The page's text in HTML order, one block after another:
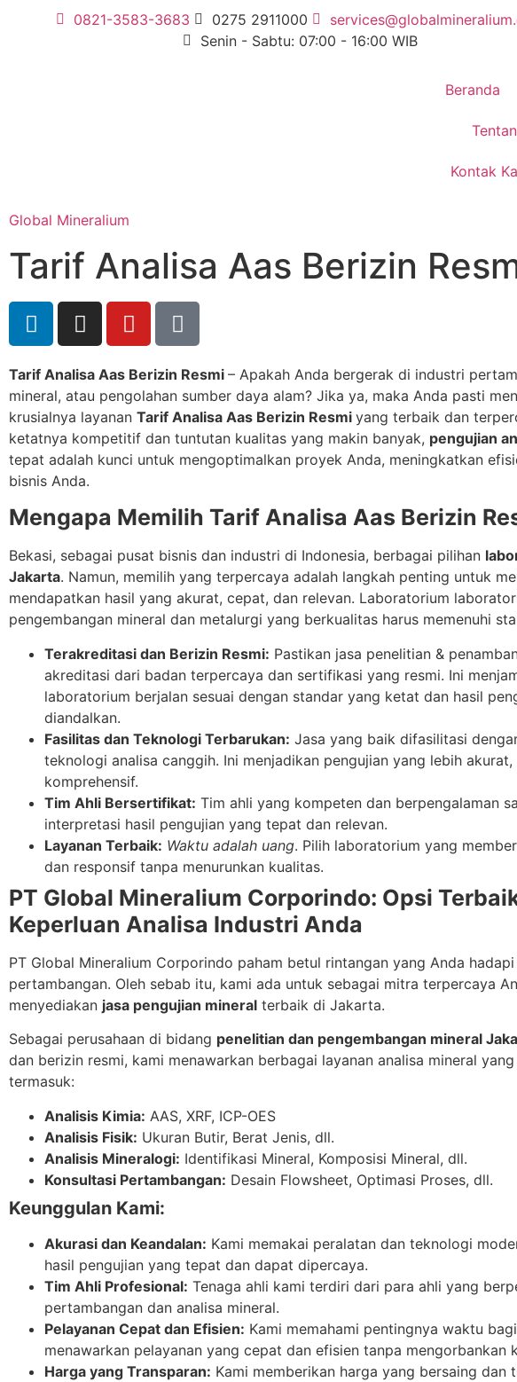
0821-3583-3683 0275 2911000
Senin - Sabtu: 07:00 - 16:00 WIB
Beranda
Kontak
Global Mineralium
Tarif Analisa Aas Berizin
Tarif Analisa Aas Berizin Resmi – Apakah Anda bergerak di industri
mineral, atau pengolahan sumber daya alam? Jika ya, maka Anda pasti
krusialnya layanan Tarif Analisa Aas Berizin Resmi yang terbaik dan
ketatnya kompetitif dan tuntutan kualitas yang makin banyak, pengujian
tepat adalah kunci untuk mengoptimalkan proyek Anda, meningkatkan
bisnis Anda.
Mengapa Memilih Tarif Analisa Aas Berizin
Bekasi, sebagai pusat bisnis dan industri di Indonesia, berbagai pilihan
Jakarta. Namun, memilih yang terpercaya adalah langkah penting untuk
mendapatkan hasil yang akurat, cepat, dan relevan. Laboratorium
pengembangan mineral dan metalurgi yang berkualitas harus memenuhi
Terakreditasi dan Berizin Resmi: Pastikan jasa penelitian &
akreditasi dari badan terpercaya dan sertifikasi yang resmi. Ini
laboratorium berjalan sesuai dengan standar yang ketat dan hasil
diandalkan.
Fasilitas dan Teknologi Terbarukan: Jasa yang baik difasilitasi
teknologi analisa canggih. Ini menjadikan pengujian yang lebih akurat,
komprehensif.
Tim Ahli Bersertifikat: Tim ahli yang kompeten dan berpengalaman
interpretasi hasil pengujian yang tepat dan relevan.
Layanan Terbaik: Waktu adalah uang. Pilih laboratorium yang
dan responsif tanpa menurunkan kualitas.
PT Global Mineralium Corporindo: Opsi
Keperluan Analisa Industri Anda
PT Global Mineralium Corporindo paham betul rintangan yang Anda
pertambangan. Oleh sebab itu, kami ada untuk sebagai mitra terpercaya
menyediakan jasa pengujian mineral terbaik di Jakarta.
Sebagai perusahaan di bidang penelitian dan pengembangan mineral
dan berizin resmi, kami menawarkan berbagai layanan analisa mineral
termasuk:
Analisis Kimia: AAS, XRF, ICP-OES
Analisis Fisik: Ukuran Butir, Berat Jenis, dll.
Analisis Mineralogi: Identifikasi Mineral, Komposisi Mineral, dll.
Konsultasi Pertambangan: Desain Flowsheet, Optimasi Proses, dll.
Keunggulan Kami:
Akurasi dan Keandalan: Kami memakai peralatan dan teknologi
hasil pengujian yang tepat dan dapat dipercaya.
Tim Ahli Profesional: Tenaga ahli kami terdiri dari para ahli yang
pertambangan dan analisa mineral.
Pelayanan Cepat dan Efisien: Kami memahami pentingnya waktu
menawarkan pelayanan yang cepat dan efisien tanpa mengorbankan
Harga yang Transparan: Kami memberikan harga yang bersaing dan